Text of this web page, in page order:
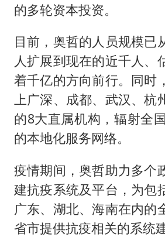
的多轮资本投资。
目前，奥哲的人员规模已
人扩展到现在的近千人、
着千亿的方向前行。同时
上广深、成都、武汉、杭
的8大直属机构，辐射全
的本地化服务网络。
疫情期间，奥哲助力多个
建抗疫系统及平台，为包
广东、湖北、海南在内的
省市提供抗疫相关的系统